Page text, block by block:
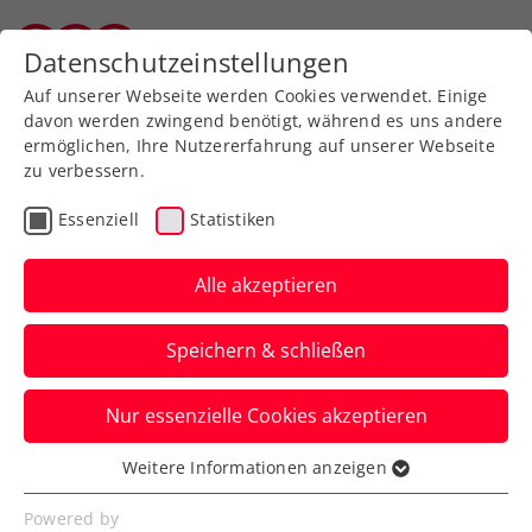
Zurück zur Newsübersicht
Turniere
Viele Salzburger Siege
beim Sparkasse-Jugend
und Kids Cup in Gnigl
Insgesamt kämpften 60 Teilnehmer in 8
Bewerben (U9 bis U18) um den Sieg beim
Sparkasse Jugend und Kids Cup in Gnigl.
Verfasst von: Julian Siponen, 28.03.2023
Datenschutzeinstellungen
Auf unserer Webseite werden Cookies verwendet. Einige
davon werden zwingend benötigt, während es uns andere
ermöglichen, Ihre Nutzererfahrung auf unserer Webseite
zu verbessern.
Essenziell Statistiken
Alle akzeptieren
Speichern & schließen
Nur essenzielle Cookies akzeptieren
Essenziell
Essenzielle Cookies werden für grundlegende
Weitere Informationen anzeigen
Powered by